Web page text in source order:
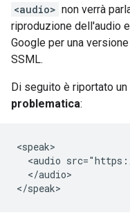
<audio> non verrà
riproduzione dell'audio
Google per una
SSML.
Di seguito è riportato
problematica:
<speak>
<audio
  </audio>